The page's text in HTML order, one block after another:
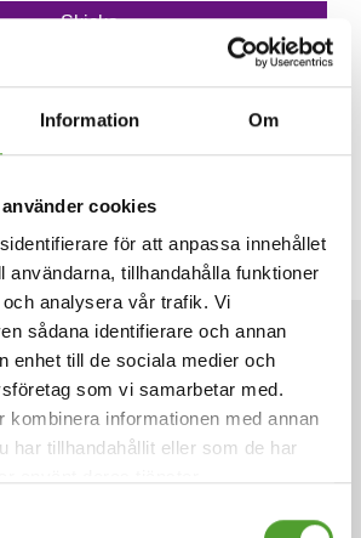
Information Om
cookies
för att anpassa innehållet
användarna, tillhandahålla funktioner
analysera vår trafik. Vi
sådana identifierare och annan
enhet till de sociala medier och
som vi samarbetar med.
kombinera informationen med annan
har tillhandahållit eller som de har